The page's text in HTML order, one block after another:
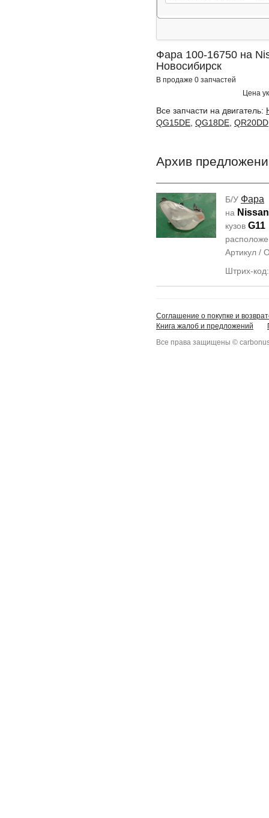
Фара 100-16750 на
Новосибирск
В продаже 0 запчастей
Цена
Все запчасти на двигатель:
QG15DE QG18DE QR20DD
Архив
Б/У Фара
на
кузов G11
Артикул /
Штрих-
Соглашение о покупке и
Книга жалоб и предложений
Все права защищены ©